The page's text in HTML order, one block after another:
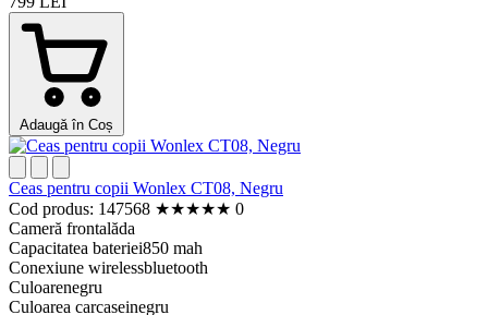
Adaugă în Coș
Ceas pentru copii Wonlex CT08, Negru
Cod produs: 147568 ★★★★★ 0
Cameră frontalăda
Capacitatea bateriei850 mah
Conexiune wirelessbluetooth
Culoarenegru
Culoarea carcaseinegru